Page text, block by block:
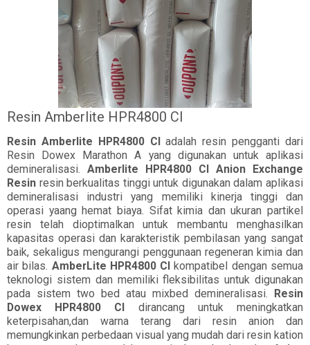
Resin Amberlite HPR4800 Cl
Resin Amberlite HPR4800 Cl
adalah resin pengganti dari
Resin Dowex Marathon A yang digunakan untuk aplikasi
demineralisasi. Amberlite HPR4800 Cl Anion Exchange
Resin resin berkualitas tinggi untuk digunakan dalam aplikasi
demineralisasi industri yang memiliki kinerja tinggi dan
operasi yaang hemat biaya. Sifat kimia dan ukuran partikel
resin telah dioptimalkan untuk membantu menghasilkan
kapasitas operasi dan karakteristik pembilasan yang sangat
baik, sekaligus mengurangi penggunaan regeneran kimia dan
air bilas. AmberLite HPR4800 Cl
kompatibel dengan semua
teknologi sistem dan memiliki fleksibilitas untuk digunakan
pada sistem two bed atau mixbed demineralisasi.
Resin
Dowex HPR4800 Cl
dirancang untuk meningkatkan
keterpisahan,dan warna terang dari resin anion dan
memungkinkan perbedaan visual yang mudah dari resin kation